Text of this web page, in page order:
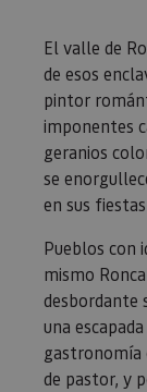
El valle de
de esos
pintor
imponentes
geranios
se
en sus
Pueblos con
mismo
desbordante
una
gastronomía
de pastor, y